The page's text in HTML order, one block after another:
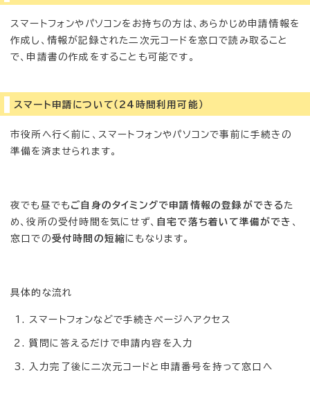
スマートフォンやパソコンをお持ちの方は、あらかじめ申請情報を
作成し、情報が記録された二次元コードを窓口で読み取ること
で、申請書の作成をすることも可能です。
スマート申請について（24時間利用可能）
市役所へ行く前に、スマートフォンやパソコンで事前に手続きの
準備を済ませられます。
夜でも昼でも ご自身のタイミングで申請情報の登録ができる た
め、役所の受付時間を気にせず、
自宅で落ち着いて準備ができ 、
窓口での受付時間の短縮にもなります。
具体的な流れ
スマートフォンなどで手続きページへアクセス
質問に答えるだけで申請内容を入力
入力完了後に二次元コードと申請番号を持って窓口へ